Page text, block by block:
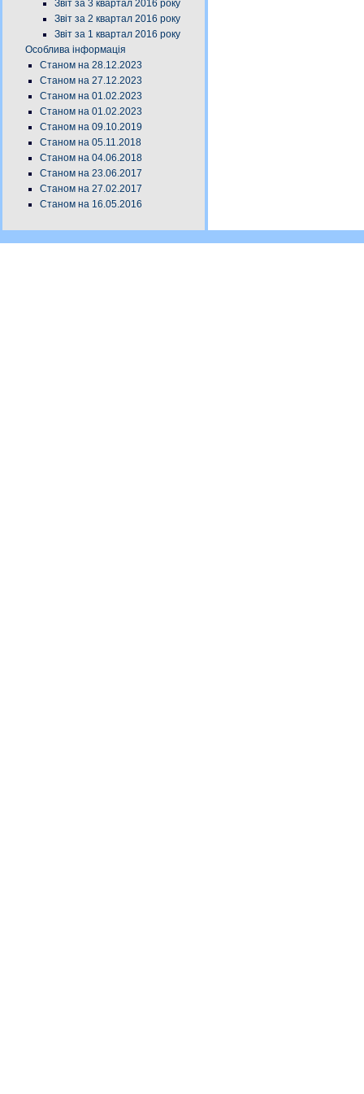
Звіт за 3 квартал 2016 року
Звіт за 2 квартал 2016 року
Звіт за 1 квартал 2016 року
Особлива інформація
Станом на 28.12.2023
Станом на 27.12.2023
Станом на 01.02.2023
Станом на 01.02.2023
Станом на 09.10.2019
Станом на 05.11.2018
Станом на 04.06.2018
Станом на 23.06.2017
Станом на 27.02.2017
Станом на 16.05.2016